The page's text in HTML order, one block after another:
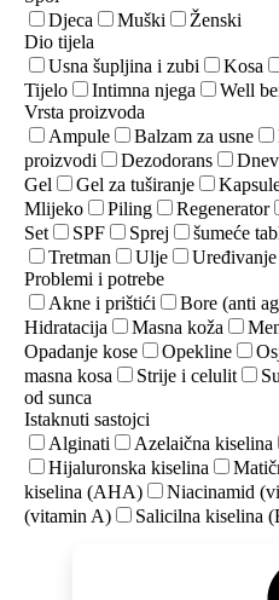
Djeca
Muški
Ženski
Dio tijela
Usna šupljina i zubi
Kosa
Tijelo
Intimna njega Well
Vrsta proizvoda
Ampule
Balzam za usne
proizvodi
Dezodorans
Gel
Gel za tuširanje
Mlijeko
Piling Regenerator
Set
SPF Sprej šumeće
Tretman
Ulje
Uređivanje
Problemi i potrebe
Akne i prištići
Bore (anti
Hidratacija
Masna koža
Opadanje kose
Opekline
masna kosa
Strije i celulit
od sunca
Istaknuti sastojci
Alginati
Azelaična kiselina
Hijaluronska kiselina
kiselina (AHA)
Niacinamid
(vitamin A)
Salicilna kiselina